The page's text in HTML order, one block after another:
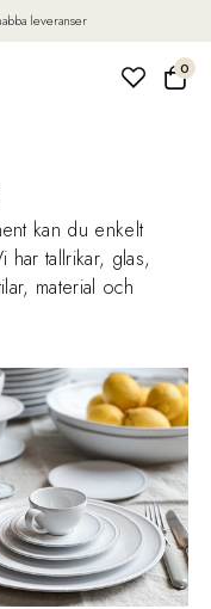
leveranser
0
kan du enkelt
har tallrikar, glas,
material och
personligt och